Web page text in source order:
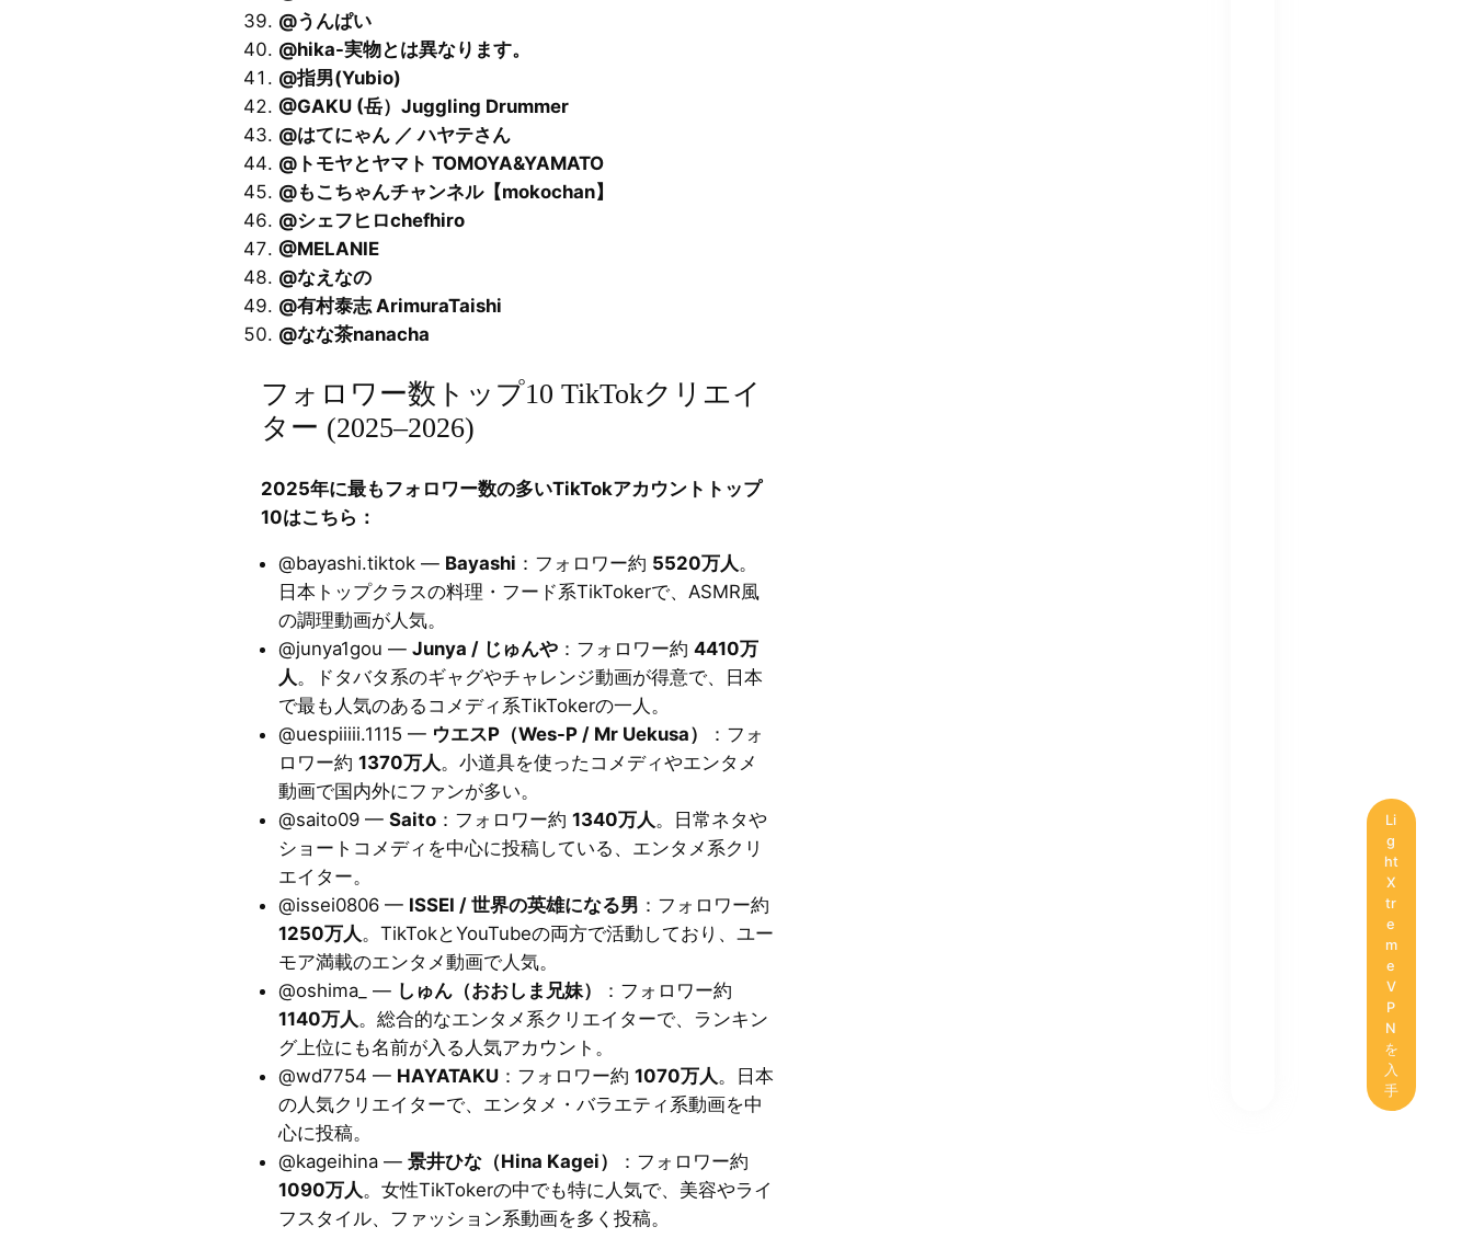
@うんぱい
@hika-実物とは異なります。
@指男(Yubio)
@GAKU (岳）Juggling Drummer
@はてにゃん ／ ハヤテさん
@トモヤとヤマト TOMOYA&YAMATO
@もこちゃんチャンネル【mokochan】
@シェフヒロchefhiro
@MELANIE
@なえなの
@有村泰志 ArimuraTaishi
@なな茶nanacha
フォロワー数トップ10 TikTokクリエイ
ター (2025–2026)
2025年に最もフォロワー数の多いTikTokアカウントトップ
10はこちら：
@bayashi.tiktok — Bayashi ：フォロワー約 5520万人。
日本トップクラスの料理・フード系TikTokerで、ASMR風
の調理動画が人気。
@junya1gou — Junya / じゅんや ：フォロワー約 4410万
人。ドタバタ系のギャグやチャレンジ動画が得意で、日本
で最も人気のあるコメディ系TikTokerの一人。
@uespiiiii.1115 — ウエスP（Wes-P / Mr Uekusa）
：フォ
ロワー約 1370万人。小道具を使ったコメディやエンタメ
動画で国内外にファンが多い。
@saito09 — Saito ：フォロワー約 1340万人。日常ネタや
ショートコメディを中心に投稿している、エンタメ系クリ
エイター。
@issei0806 — ISSEI / 世界の英雄になる男 ：フォロワー約
1250万人。TikTokとYouTubeの両方で活動しており、ユー
モア満載のエンタメ動画で人気。
@oshima_ — しゅん（おおしま兄妹）
：フォロワー約
1140万人。総合的なエンタメ系クリエイターで、ランキン
グ上位にも名前が入る人気アカウント。
@wd7754 — HAYATAKU ：フォロワー約 1070万人。日本
の人気クリエイターで、エンタメ・バラエティ系動画を中
心に投稿。
@kageihina — 景井ひな（Hina Kagei）
：フォロワー約
1090万人。女性TikTokerの中でも特に人気で、美容やライ
フスタイル、ファッション系動画を多く投稿。
Li
g
ht
X
tr
e
m
e
V
P
N
を
入
手